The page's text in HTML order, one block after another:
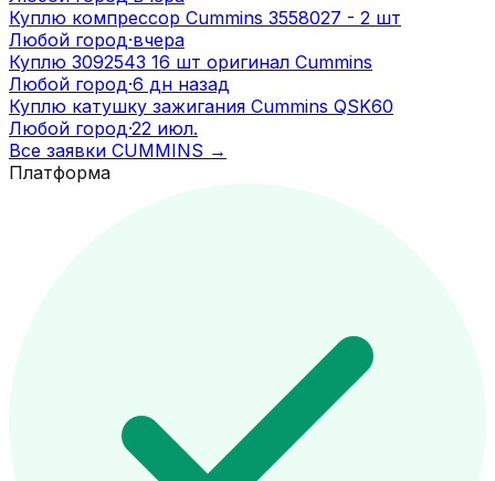
Куплю компрессор Cummins 3558027 - 2 шт
Любой город·вчера
Куплю 3092543 16 шт оригинал Cummins
Любой город·6 дн назад
Куплю катушку зажигания Cummins QSK60
Любой город·22 июл.
Все заявки CUMMINS →
Платформа